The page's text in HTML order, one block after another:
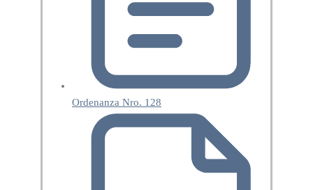
Ordenanza Nro. 128